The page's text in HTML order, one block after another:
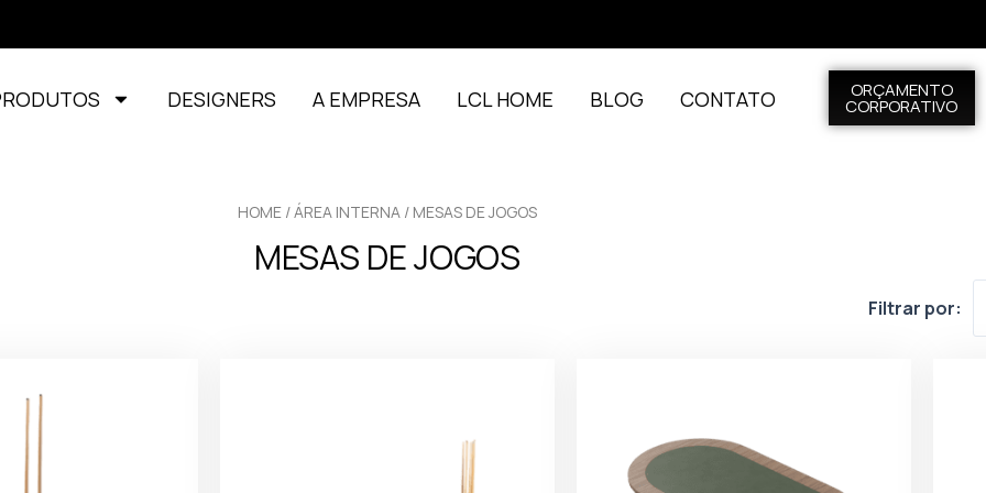
DESIGNERS A EMPRESA LCL HOME BLOG CONTATO ORÇAMENTO
CORPORATIVO
HOME /ÁREA INTERNA / MESAS DE JOGOS
MESAS DE JOGOS
Filtrar por: